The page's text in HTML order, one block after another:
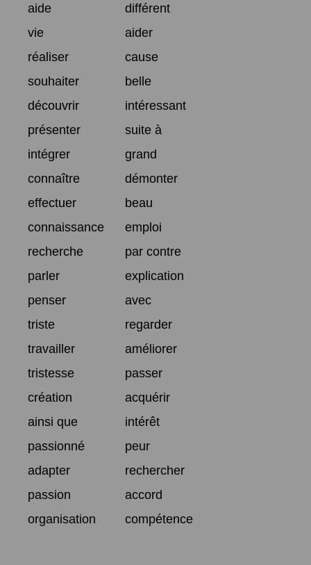
aide
différent
vie
aider
réaliser
cause
souhaiter
belle
découvrir
intéressant
présenter
suite à
intégrer
grand
connaître
démonter
effectuer
beau
connaissance
emploi
recherche
par contre
parler
explication
penser
avec
triste
regarder
travailler
améliorer
tristesse
passer
création
acquérir
ainsi que
intérêt
passionné
peur
adapter
rechercher
passion
accord
organisation
compétence